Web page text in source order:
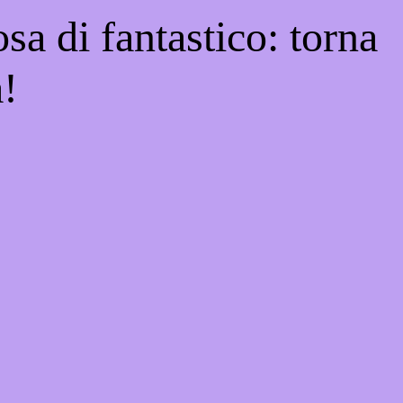
di fantastico: torna